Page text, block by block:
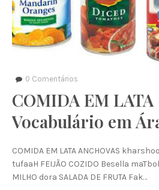
0 Comentários
COMIDA EM LATA
Vocabulário em
COMIDA EM LATA ANCHOVAS
tufaaH FEIJÃO COZIDO Besella
MILHO dora SALADA DE FRUTA Fak…